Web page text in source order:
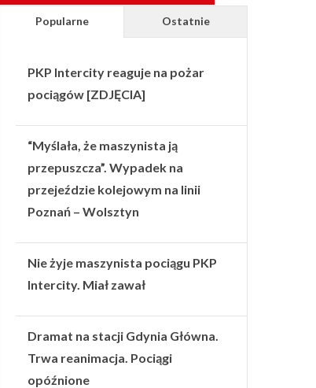
Popularne Ostatnie
PKP Intercity reaguje na pożar
pociągów [ZDJĘCIA]
“Myślała, że maszynista ją
przepuszcza”. Wypadek na
przejeździe kolejowym na linii
Poznań – Wolsztyn
Nie żyje maszynista pociągu PKP
Intercity. Miał zawał
Dramat na stacji Gdynia Główna.
Trwa reanimacja. Pociągi
opóźnione